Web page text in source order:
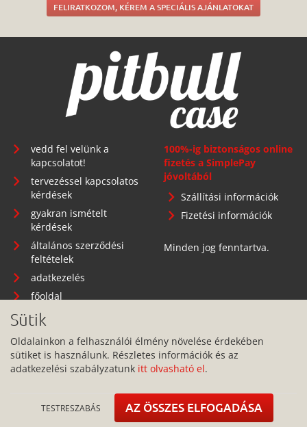
FELIRATKOZOM, KÉREM A SPECIÁLIS AJÁNLATOKAT
vedd fel velünk a
kapcsolatot!
tervezéssel kapcsolatos
kérdések
gyakran ismételt
kérdések
általános szerződési
feltételek
adatkezelés
főoldal
100%-ig biztonságos online
fizetés a SimplePay
jóvoltából
Szállítási információk
Fizetési információk
Minden jog fenntartva.
Telephely: 1134 Budapest, Angyalföldi út 25.
info@pitbullcase.hu
+36706364305
Sütik
Oldalainkon a felhasználói élmény növelése érdekében
sütiket is használunk. Részletes információk és az
adatkezelési szabályzatunk itt olvasható el.
TESTRESZABÁS AZ ÖSSZES ELFOGADÁSA